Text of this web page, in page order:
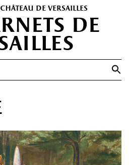
de versailles
de